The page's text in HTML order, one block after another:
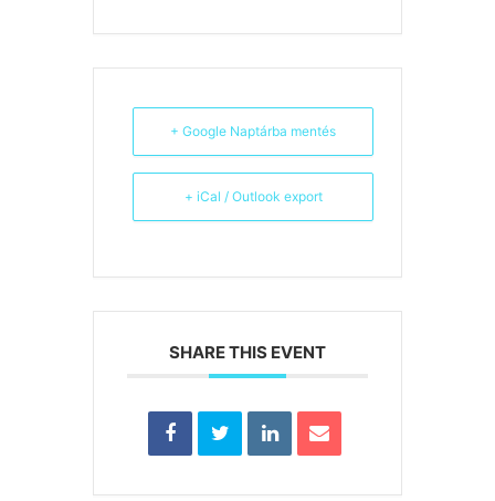
+ Google Naptárba mentés
+ iCal / Outlook export
SHARE THIS EVENT